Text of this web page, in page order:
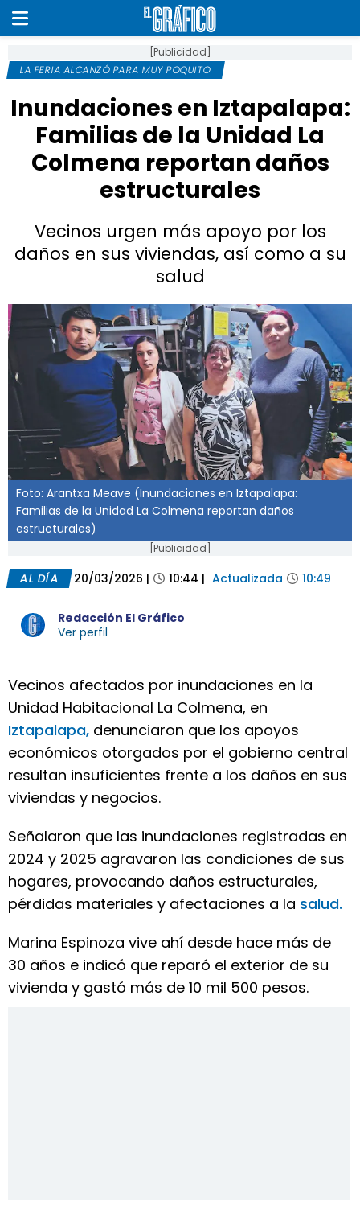
[Publicidad]
LA FERIA ALCANZÓ PARA MUY POQUITO
Inundaciones en Iztapalapa:
Familias de la Unidad La
Colmena reportan daños
estructurales
Vecinos urgen más apoyo por los
daños en sus viviendas, así como a su
salud
Foto: Arantxa Meave (Inundaciones en Iztapalapa:
Familias de la Unidad La Colmena reportan daños
estructurales)
[Publicidad]
AL DÍA 20/03/2026 | 10:44 | Actualizada 10:49
Redacción El Gráfico
Ver perfil
Vecinos afectados por inundaciones en la
Unidad Habitacional La Colmena, en
Iztapalapa, denunciaron que los apoyos
económicos otorgados por el gobierno central
resultan insuficientes frente a los daños en sus
viviendas y negocios.
Señalaron que las inundaciones registradas en
2024 y 2025 agravaron las condiciones de sus
hogares, provocando daños estructurales,
pérdidas materiales y afectaciones a la salud.
Marina Espinoza vive ahí desde hace más de
30 años e indicó que reparó el exterior de su
vivienda y gastó más de 10 mil 500 pesos.